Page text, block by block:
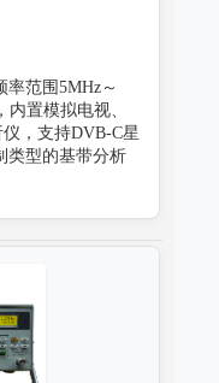
范围5MHz～
内置模拟电视、
，支持DVB-C星
类型的基带分析